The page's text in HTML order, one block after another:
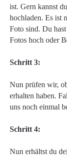
ist. Gern kannst
hochladen. Es ist
Foto sind. Du
Fotos hoch oder
Schritt 3:
Nun prüfen wir,
erhalten haben.
uns noch einmal
Schritt 4:
Nun erhältst du